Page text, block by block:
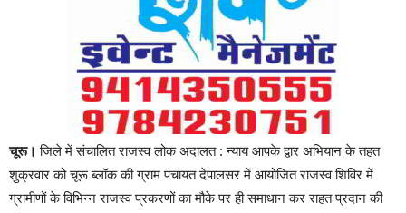
चूरू। जिले में संचालित राजस्व लोक अदालत : न्याय आपके द्वार अभियान के तहत
शुक्रवार को चूरू ब्लॉक की ग्राम पंचायत देपालसर में आयोजित राजस्व शिविर में
ग्रामीणों के विभिन्न राजस्व प्रकरणों का मौके पर ही समाधान कर राहत प्रदान की